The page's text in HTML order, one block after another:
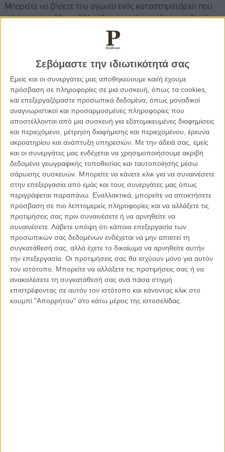
Σεβόμαστε την ιδιωτικότητά σας
Εμείς και οι συνεργάτες μας αποθηκεύουμε και/ή έχουμε
πρόσβαση σε πληροφορίες σε μια συσκευή, όπως τα cookies,
και επεξεργαζόμαστε προσωπικά δεδομένα, όπως μοναδικοί
αναγνωριστικοί και προσαρμοσμένες πληροφορίες που
αποστέλλονται από μια συσκευή για εξατομικευμένες διαφημίσεις
και περιεχόμενο, μέτρηση διαφήμισης και περιεχομένου, έρευνα
ακροατηρίου και ανάπτυξη υπηρεσιών. Με την άδειά σας, εμείς
και οι συνεργάτες μας ενδέχεται να χρησιμοποιήσουμε ακριβή
δεδομένα γεωγραφικής τοποθεσίας και ταυτοποίησης μέσω
σάρωσης συσκευών. Μπορείτε να κάνετε κλικ για να συναινέσετε
στην επεξεργασία από εμάς και τους συνεργάτες μας όπως
περιγράφεται παραπάνω. Εναλλακτικά, μπορείτε να αποκτήσετε
πρόσβαση σε πιο λεπτομερείς πληροφορίες και να αλλάξετε τις
προτιμήσεις σας πριν συναινέσετε ή να αρνηθείτε να
συναινέσετε. Λάβετε υπόψη ότι κάποια επεξεργασία των
προσωπικών σας δεδομένων ενδέχεται να μην απαιτεί τη
συγκατάθεσή σας, αλλά έχετε το δικαίωμα να αρνηθείτε αυτήν
την επεξεργασία. Οι προτιμήσεις σας θα ισχύουν μόνο για αυτόν
τον ιστότοπο. Μπορείτε να αλλάξετε τις προτιμήσεις σας ή να
ανακαλέσετε τη συγκατάθεσή σας ανά πάσα στιγμή
επιστρέφοντας σε αυτόν τον ιστότοπο και κάνοντας κλικ στο
κουμπί "Απορρήτου" στο κάτω μέρος της ιστοσελίδας.
Μπορείτε να ζήσετε την αγωνία ενός καταστηματάρχη που
ψάχνει τον πελάτη αλλά τέλος του μήνα πρέπει να πληρώσει
ενοίκια, εισφορές, άλλα έξοδα;
Μπορείτε εσείς να σκεφτείτε την αγωνία του αγρότη που
βλέπει να καταστρέφεται η παραγωγή του από καιρικά
φαινόμενα και μετά να περιμένει την αποζημίωση του
κράτους;
Έχει περάσει ποτέ από το μυαλό σας πως περνάει μια
οικογένεια με παιδιά με 700 ευρώ το μήνα;και ο σύμβουλος
του βουλευτή και υπουργού να αμοίβεται με τριπλάσια;
Σκέφτεστε την οικογένεια του ανέργου αν μπορεί να ζήσει με
480 ευρώ το μήνα;.
Σκέφτεστε το νέο καλλιτέχνη με αμοιβές των 100 ευρώ;
Είναι αντιληπτό πως χρειάζεται μια πλήρη αναθεώρηση το
σύστημα αμοιβών.
Τόλμη περισσότερη κύριοι της πολιτικής.
Και ο τολμων νικά.